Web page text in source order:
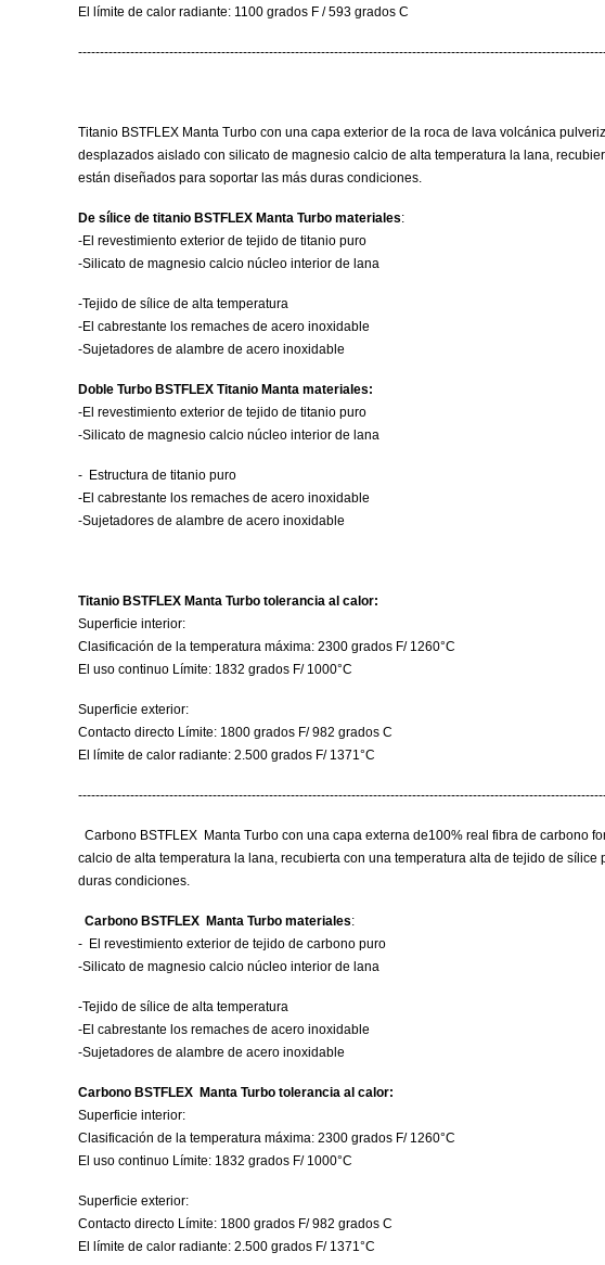
El límite de calor radiante: 1100 grados F / 593 grados C
Titanio BSTFLEX Manta Turbo con una capa exterior de la roca de lava volcánica
desplazados aislado con silicato de magnesio calcio de alta temperatura la lana,
están diseñados para soportar las más duras condiciones.
De sílice de titanio BSTFLEX Manta Turbo materiales:
-El revestimiento exterior de tejido de titanio puro
-Silicato de magnesio calcio núcleo interior de lana
-Tejido de sílice de alta temperatura
-El cabrestante los remaches de acero inoxidable
-Sujetadores de alambre de acero inoxidable
Doble Turbo BSTFLEX Titanio Manta materiales:
-El revestimiento exterior de tejido de titanio puro
-Silicato de magnesio calcio núcleo interior de lana
- Estructura de titanio puro
-El cabrestante los remaches de acero inoxidable
-Sujetadores de alambre de acero inoxidable
Titanio BSTFLEX Manta Turbo tolerancia al calor:
Superficie interior:
Clasificación de la temperatura máxima: 2300 grados F/ 1260°C
El uso continuo Límite: 1832 grados F/ 1000°C
Superficie exterior:
Contacto directo Límite: 1800 grados F/ 982 grados C
El límite de calor radiante: 2.500 grados F/ 1371°C
Carbono BSTFLEX Manta Turbo con una capa externa de100% real fibra de carbono
calcio de alta temperatura la lana, recubierta con una temperatura alta de tejido de
duras condiciones.
Carbono BSTFLEX Manta Turbo materiales:
- El revestimiento exterior de tejido de carbono puro
-Silicato de magnesio calcio núcleo interior de lana
-Tejido de sílice de alta temperatura
-El cabrestante los remaches de acero inoxidable
-Sujetadores de alambre de acero inoxidable
Carbono BSTFLEX Manta Turbo tolerancia al calor:
Superficie interior:
Clasificación de la temperatura máxima: 2300 grados F/ 1260°C
El uso continuo Límite: 1832 grados F/ 1000°C
Superficie exterior:
Contacto directo Límite: 1800 grados F/ 982 grados C
El límite de calor radiante: 2.500 grados F/ 1371°C